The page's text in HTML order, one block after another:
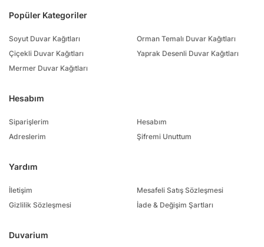
Duvarium
Popüler Kategoriler
Soyut Duvar Kağıtları
Çiçekli Duvar Kağıtları
Mermer Duvar Kağıtları
Orman Temalı Duvar Kağıtları
Yaprak Desenli Duvar Kağıtları
Hesabım
Siparişlerim
Adreslerim
Hesabım
Şifremi Unuttum
Yardım
İletişim
Gizlilik Sözleşmesi
Mesafeli Satış Sözleşmesi
İade & Değişim Şartları